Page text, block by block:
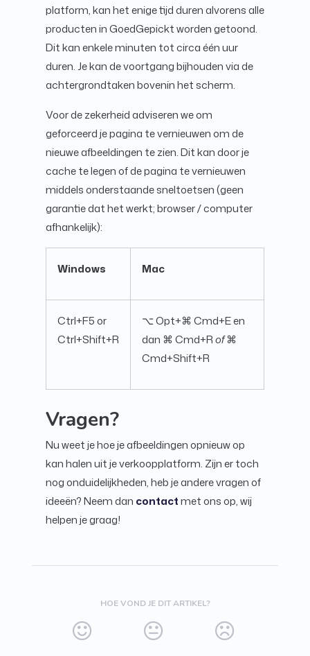
platform, kan het enige tijd duren alvorens alle
producten in GoedGepickt worden getoond.
Dit kan enkele minuten tot circa één uur
duren. Je kan de voortgang bijhouden via de
achtergrondtaken bovenin het scherm.
Voor de zekerheid adviseren we om
geforceerd je pagina te vernieuwen om de
nieuwe afbeeldingen te zien. Dit kan door je
cache te legen of de pagina te vernieuwen
middels onderstaande sneltoetsen (geen
garantie dat het werkt; browser / computer
afhankelijk):
Windows Mac
Ctrl+F5 or
Ctrl+Shift+R
⌥ Opt+⌘ Cmd+E en
dan ⌘ Cmd+Rof⌘
Cmd+Shift+R
Vragen?
Nu weet je hoe je afbeeldingen opnieuw op
kan halen uit je verkoopplatform. Zijn er toch
nog onduidelijkheden, heb je andere vragen of
ideeën? Neem dan contactmet ons op, wij
helpen je graag!
HOE VOND JE DIT ARTIKEL?